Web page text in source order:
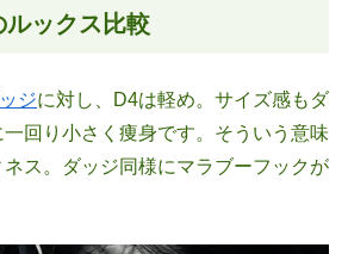
ルックス比較
ジに対し、D4は軽め。サイズ感もダ
回り小さく痩身です。そういう意味
ス。ダッジ同様にマラブーフックが